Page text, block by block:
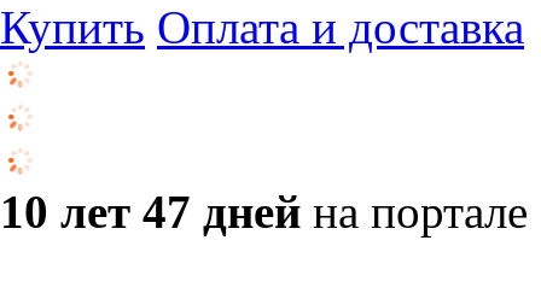
Купить Оплата и доставка
10 лет 47 дней на портале